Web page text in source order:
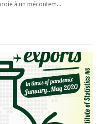
à un mécontem...